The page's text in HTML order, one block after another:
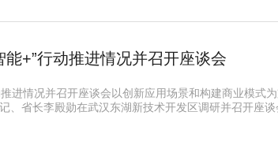
+”行动推进情况并召开座谈会
进情况并召开座谈会以创新应用场景和构建商业模式
、省长李殿勋在武汉东湖新技术开发区调研并召开座谈